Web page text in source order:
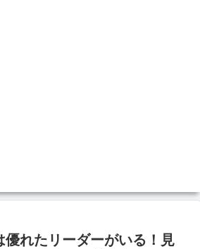
優れたリーダーがいる！見